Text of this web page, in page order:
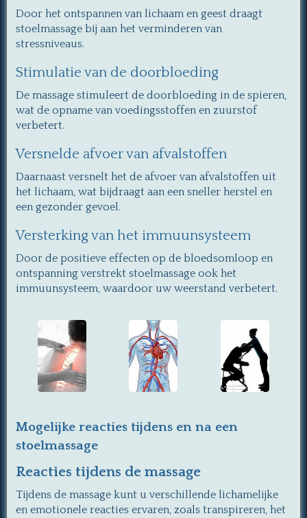
Door het ontspannen van lichaam en geest draagt
stoelmassage bij aan het verminderen van
stressniveaus.
Stimulatie van de doorbloeding
De massage stimuleert de doorbloeding in de spieren,
wat de opname van voedingsstoffen en zuurstof
verbetert.
Versnelde afvoer van afvalstoffen
Daarnaast versnelt het de afvoer van afvalstoffen uit
het lichaam, wat bijdraagt aan een sneller herstel en
een gezonder gevoel.
Versterking van het immuunsysteem
Door de positieve effecten op de bloedsomloop en
ontspanning verstrekt stoelmassage ook het
immuunsysteem, waardoor uw weerstand verbetert.
Mogelijke reacties tijdens en na een
stoelmassage
Reacties tijdens de massage
Tijdens de massage kunt u verschillende lichamelijke
en emotionele reacties ervaren, zoals transpireren, het